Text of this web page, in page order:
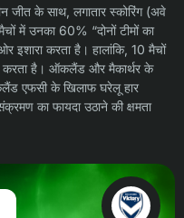
जीत के साथ, लगातार स्कोरिंग (अवे
में उनका 60% “दोनों टीमों का
इशारा करता है। हालांकि, 10 मैचों
करता है। ऑकलैंड और मैकार्थर के
एफसी के खिलाफ घरेलू हार
का फायदा उठाने की क्षमता